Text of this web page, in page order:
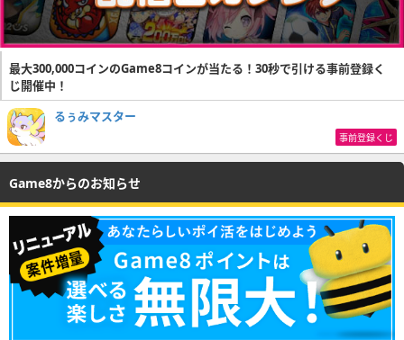
最大300,000コインのGame8コインが当たる！30秒で引ける事前登録く
じ開催中！
るぅみマスター
事前登録くじ
Game8からのお知らせ